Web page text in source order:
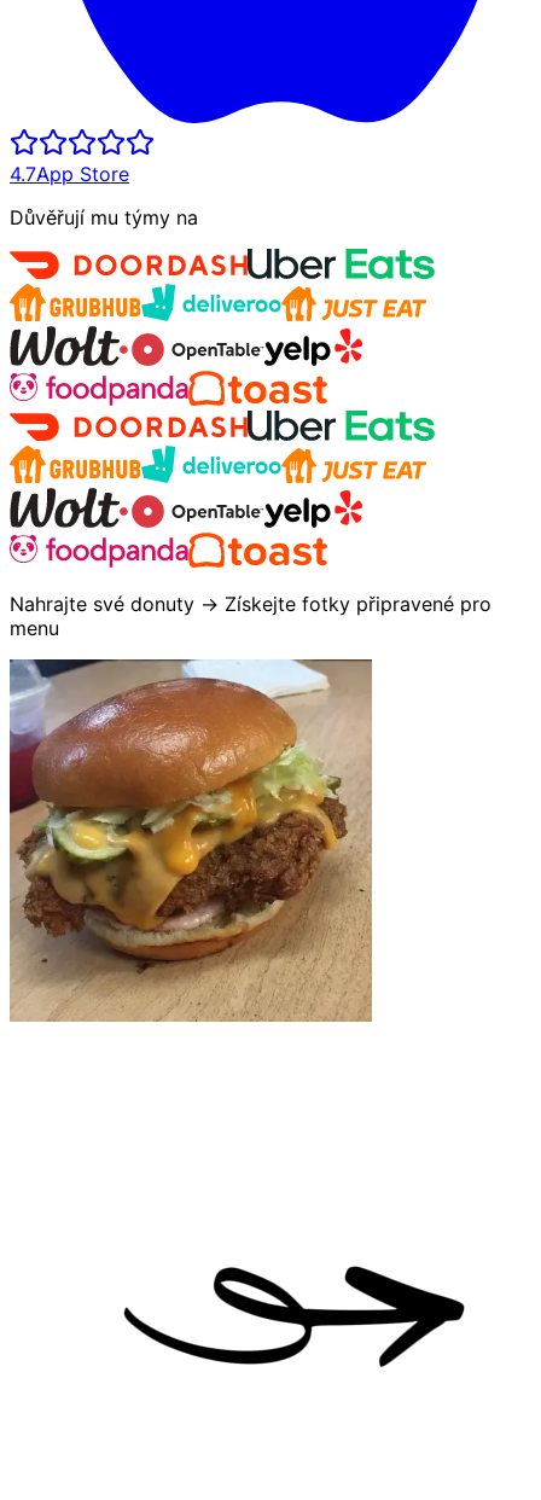
4.7App Store
Důvěřují mu týmy na
Nahrajte své donuty → Získejte fotky připravené pro
menu